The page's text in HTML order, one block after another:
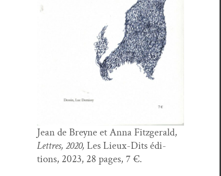
Jean de Breyne et Anna Fitzger­ald,
Let­tres, 2020, Les Lieux-Dits édi­
tions, 2023, 28 pages, 7 €.